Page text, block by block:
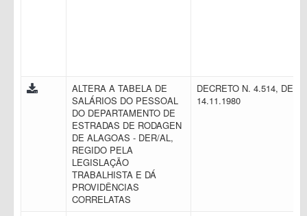
ALTERA A TABELA DE
SALÁRIOS DO PESSOAL
DO DEPARTAMENTO DE
ESTRADAS DE RODAGEN
DE ALAGOAS - DER/AL,
REGIDO PELA
LEGISLAÇÃO
TRABALHISTA E DÁ
PROVIDÊNCIAS
CORRELATAS
DECRETO N. 4.514, DE
14.11.1980